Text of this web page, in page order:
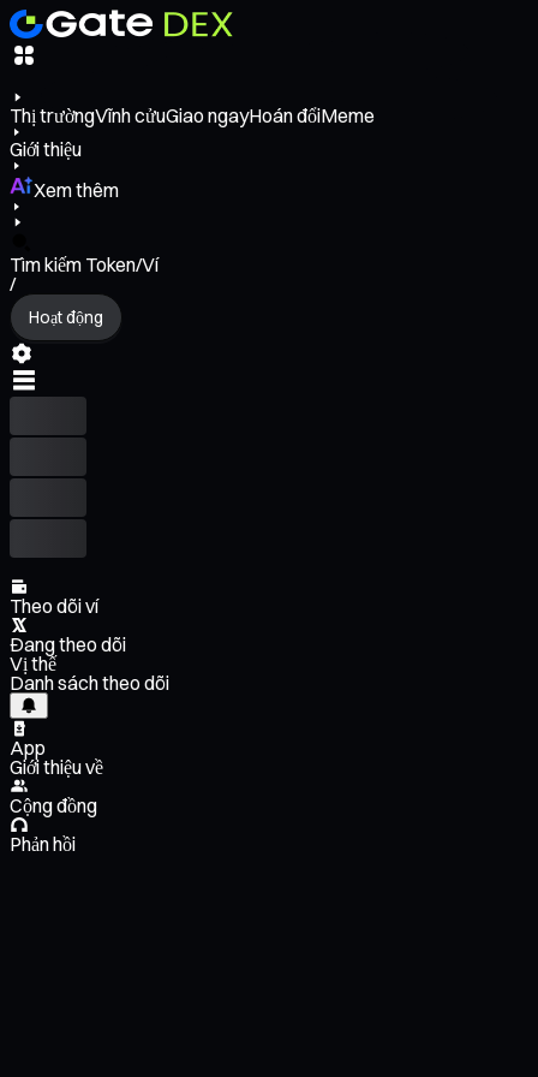
Thị trườngVĩnh cửuGiao ngayHoán đổiMeme
Giới thiệu
Xem thêm
Tìm kiếm Token/Ví
/
Hoạt động
Theo dõi ví
Đang theo dõi
Vị thế
Danh sách theo dõi
App
Giới thiệu về
Cộng đồng
Phản hồi